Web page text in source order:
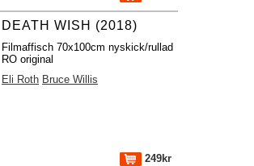
DEATH WISH (2018)
Filmaffisch 70x100cm nyskick/rullad
RO original
Eli Roth Bruce Willis
249kr